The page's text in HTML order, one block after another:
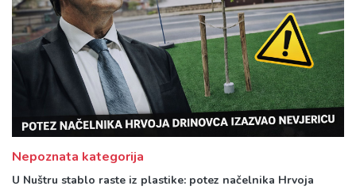
Nepoznata kategorija
U Nuštru stablo raste iz plastike: potez načelnika Hrvoja